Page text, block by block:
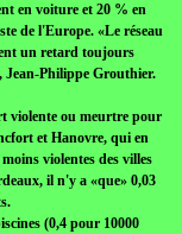
en voiture et 20 % en
de l'Europe. «Le réseau
un retard toujours
Philippe Grouthier.
violente ou meurtre pour
et Hanovre, qui en
violentes des villes
il n'y a «que» 0,03
(0,4 pour 10000